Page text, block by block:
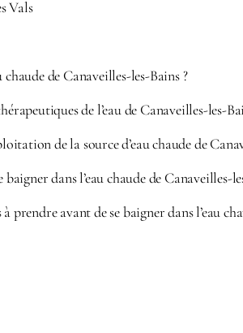
Vals
chaude de Canaveilles-les-Bains ?
de l’eau de Canaveilles-les-
de la source d’eau chaude de
dans l’eau chaude de Canaveilles-
prendre avant de se baigner dans l’eau